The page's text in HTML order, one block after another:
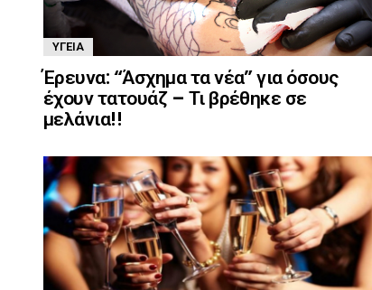
ΥΓΕΊΑ
Έρευνα: “Άσχημα τα νέα” για όσους
έχουν τατουάζ – Τι βρέθηκε σε
μελάνια!!